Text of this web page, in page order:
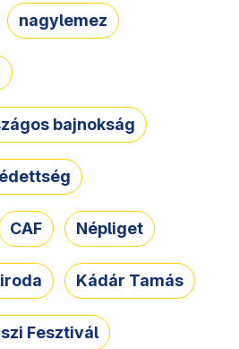
nagylemez
bajnokság
CAF Népliget
Kádár Tamás
Fesztivál